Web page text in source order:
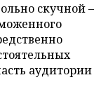
скучной –
аудитории